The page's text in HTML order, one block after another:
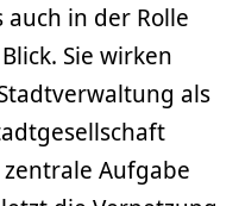
in der Rolle
Sie wirken
als
Aufgabe